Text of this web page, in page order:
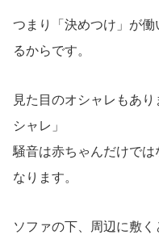
つまり「決めつけ」が
るからです。
見た目のオシャレもあ
シャレ」
騒音は赤ちゃんだけで
なります。
ソファの下、周辺に敷く